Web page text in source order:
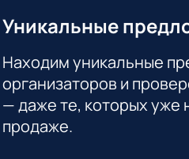
Уникальные
Находим уникальные
организаторов и
— даже те, которых уже
продаже.